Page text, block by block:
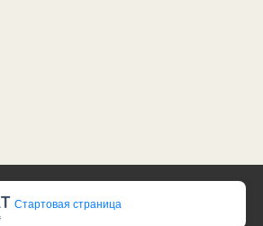
Стартовая страница